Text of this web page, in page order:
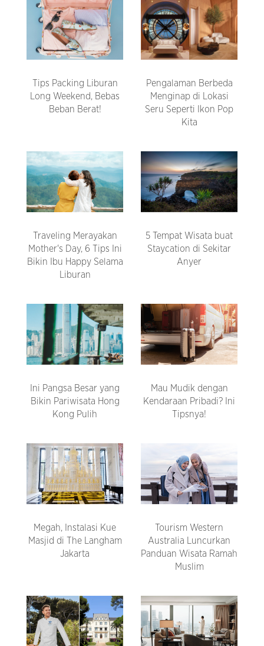
Tips Packing Liburan
Long Weekend, Bebas
Beban Berat!
Pengalaman Berbeda
Menginap di Lokasi
Seru Seperti Ikon Pop
Kita
Traveling Merayakan
Mother's Day, 6 Tips Ini
Bikin Ibu Happy Selama
Liburan
5 Tempat Wisata buat
Staycation di Sekitar
Anyer
Ini Pangsa Besar yang
Bikin Pariwisata Hong
Kong Pulih
Mau Mudik dengan
Kendaraan Pribadi? Ini
Tipsnya!
Megah, Instalasi Kue
Masjid di The Langham
Jakarta
Tourism Western
Australia Luncurkan
Panduan Wisata Ramah
Muslim